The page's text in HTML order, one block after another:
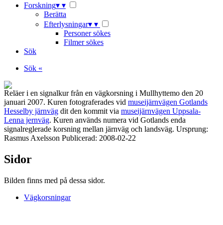
Forskning▾ ▾
Berätta
Efterlysningar▾ ▾
Personer sökes
Filmer sökes
Sök
Sök «
Reläer i en signalkur från en vägkorsning i Mullhyttemo den 20
januari 2007. Kuren fotograferades vid museijärnvägen Gotlands
Hesselby järnväg dit den kommit via museijärnvägen Uppsala-
Lenna jernväg. Kuren används numera vid Gotlands enda
signalreglerade korsning mellan järnväg och landsväg. Ursprung:
Rasmus Axelsson Publicerad: 2008-02-22
Sidor
Bilden finns med på dessa sidor.
Vägkorsningar